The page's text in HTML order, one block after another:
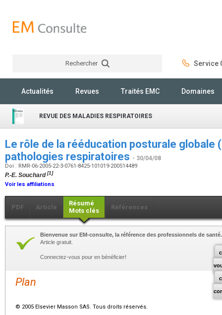
Rechercher Service
Actualités Revues Traités EMC Domaines
REVUE DES MALADIES RESPIRATOIRES
Le rôle de la rééducation posturale globale
pathologies respiratoires - 30/04/08
Doi : RMR-06-2005-22-3-0761-8425-101019-200514489
P.-E. Souchard[1]
Voir les affiliations
PDF Article
Résumé
Mots clés
Références
Bienvenue sur EM-consulte, la référence des professionnels de santé.
Article gratuit.
Connectez-vous pour en bénéficier!
Plan
© 2005 Elsevier Masson SAS. Tous droits réservés.